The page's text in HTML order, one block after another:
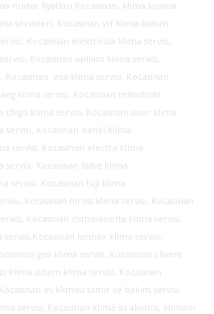
motor fiyatları Kocasinan, klima taşıma
servisleri, Kocasinan vrf klima bakım
Kocasinan elektrolux klima servisi,
Kocasinan vaillant klima servisi,
Kocasinan eca klima servisi, Kocasinan
klima servisi, Kocasinan mitsubishi
chigo klima servisi, Kocasinan auer klima
servisi, Kocasinan denki klima
servisi, Kocasinan electra klima
servisi, Kocasinan falke klima
servisi, Kocasinan fuji klima
Kocasinan hiross klima servisi, Kocasinan
Kocasinan climavanetta klima servisi,
lennox klima servisi,
gea klima servisi, Kocasinan clivent
klima sistem klima servisi, Kocasinan
ev kliması tamir ve bakım servisi,
servisi, Kocasinan klima su akıntısı, klimam